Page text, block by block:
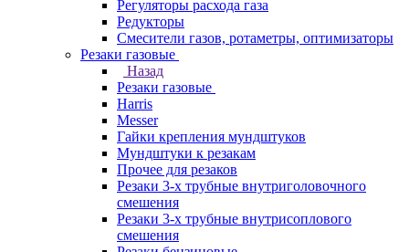
Регуляторы расхода газа
Редукторы
Смесители газов, ротаметры, оптимизаторы
Резаки газовые
Назад
Резаки газовые
Harris
Messer
Гайки крепления мундштуков
Мундштуки к резакам
Прочее для резаков
Резаки 3-х трубные внутриголовочного
смешения
Резаки 3-х трубные внутрисоплового
смешения